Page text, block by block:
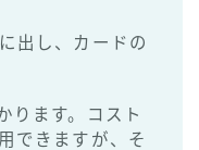
出し、カードの
ります。コスト
できますが、そ